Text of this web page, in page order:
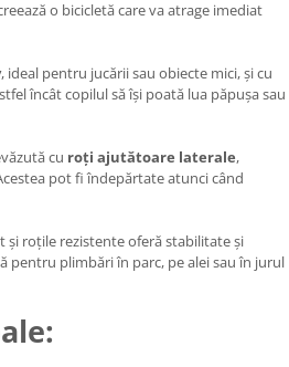
o bicicletă care va atrage imediat
, ideal pentru jucării sau obiecte mici, și cu
încât copilul să își poată lua păpușa sau
cu roți ajutătoare laterale,
pot fi îndepărtate atunci când
și roțile rezistente oferă stabilitate și
plimbări în parc, pe alei sau în jurul